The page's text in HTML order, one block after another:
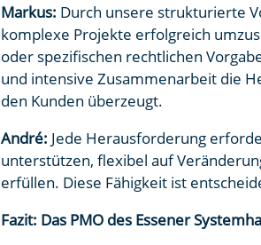
Markus: Durch unsere strukturierte
komplexe Projekte erfolgreich
oder spezifischen rechtlichen
und intensive Zusammenarbeit die
den Kunden überzeugt.
André: Jede Herausforderung
unterstützen, flexibel auf
erfüllen. Diese Fähigkeit ist
Fazit: Das PMO des Essener